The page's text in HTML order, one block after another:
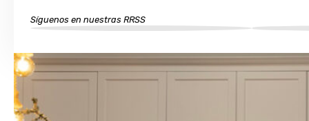
Síguenos en nuestras RRSS